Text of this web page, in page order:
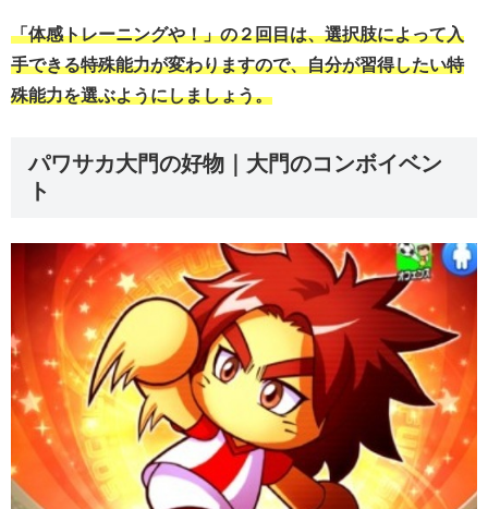
「体感トレーニングや！」の２回目は、選択肢によって入
手できる特殊能力が変わりますので、自分が習得したい特
殊能力を選ぶようにしましょう。
パワサカ大門の好物｜大門のコンボイベン
ト